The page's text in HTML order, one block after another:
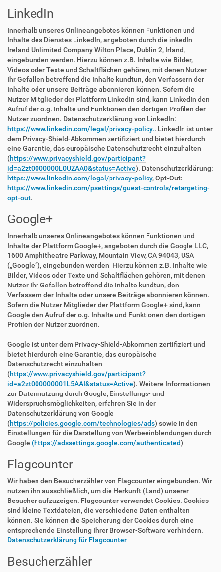
LinkedIn
Innerhalb unseres Onlineangebotes können Funktionen und
Inhalte des Dienstes LinkedIn, angeboten durch die inkedIn
Ireland Unlimited Company Wilton Place, Dublin 2, Irland,
eingebunden werden. Hierzu können z.B. Inhalte wie Bilder,
Videos oder Texte und Schaltflächen gehören, mit denen Nutzer
Ihr Gefallen betreffend die Inhalte kundtun, den Verfassern der
Inhalte oder unsere Beiträge abonnieren können. Sofern die
Nutzer Mitglieder der Plattform LinkedIn sind, kann LinkedIn den
Aufruf der o.g. Inhalte und Funktionen den dortigen Profilen der
Nutzer zuordnen. Datenschutzerklärung von LinkedIn:
https://www.linkedin.com/legal/privacy-policy.. LinkedIn ist unter
dem Privacy-Shield-Abkommen zertifiziert und bietet hierdurch
eine Garantie, das europäische Datenschutzrecht einzuhalten
(https://www.privacyshield.gov/participant?
id=a2zt0000000L0UZAA0&status=Active). Datenschutzerklärung:
https://www.linkedin.com/legal/privacy-policy, Opt-Out:
https://www.linkedin.com/psettings/guest-controls/retargeting-
opt-out.
Google+
Innerhalb unseres Onlineangebotes können Funktionen und
Inhalte der Plattform Google+, angeboten durch die Google LLC,
1600 Amphitheatre Parkway, Mountain View, CA 94043, USA
(„Google“), eingebunden werden. Hierzu können z.B. Inhalte wie
Bilder, Videos oder Texte und Schaltflächen gehören, mit denen
Nutzer Ihr Gefallen betreffend die Inhalte kundtun, den
Verfassern der Inhalte oder unsere Beiträge abonnieren können.
Sofern die Nutzer Mitglieder der Plattform Google+ sind, kann
Google den Aufruf der o.g. Inhalte und Funktionen den dortigen
Profilen der Nutzer zuordnen.
Google ist unter dem Privacy-Shield-Abkommen zertifiziert und
bietet hierdurch eine Garantie, das europäische
Datenschutzrecht einzuhalten
(https://www.privacyshield.gov/participant?
id=a2zt000000001L5AAI&status=Active). Weitere Informationen
zur Datennutzung durch Google, Einstellungs- und
Widerspruchsmöglichkeiten, erfahren Sie in der
Datenschutzerklärung von Google
(https://policies.google.com/technologies/ads) sowie in den
Einstellungen für die Darstellung von Werbeeinblendungen durch
Google (https://adssettings.google.com/authenticated).
Flagcounter
Wir haben den Besucherzähler von Flagcounter eingebunden. Wir
nutzen ihn ausschließlich, um die Herkunft (Land) unserer
Besucher aufzuzeigen. Flagcounter verwendet Cookies. Cookies
sind kleine Textdateien, die verschiedene Daten enthalten
können. Sie können die Speicherung der Cookies durch eine
entsprechende Einstellung Ihrer Browser-Software verhindern.
Datenschutzerklärung für Flagcounter
Besucherzähler